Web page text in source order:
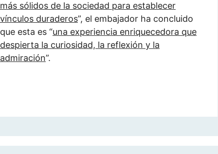
más sólidos de la sociedad para establecer
vínculos duraderos”, el embajador ha concluido
que esta es “una experiencia enriquecedora que
despierta la curiosidad, la reflexión y la
admiración”.